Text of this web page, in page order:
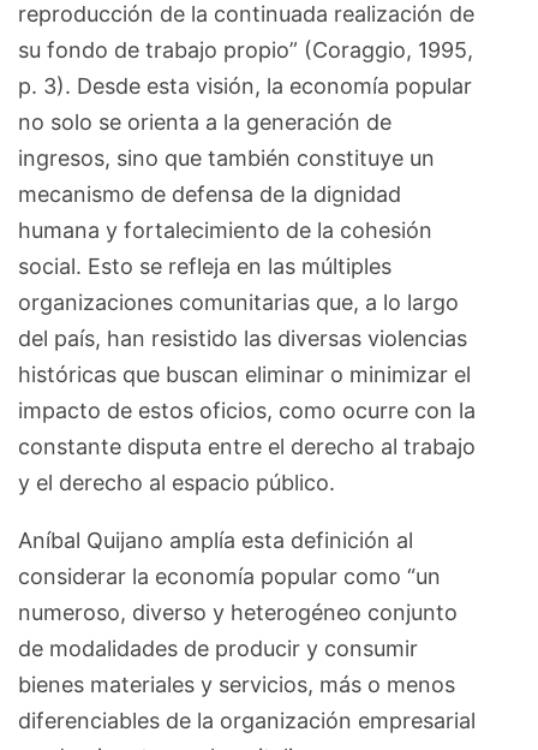
reproducción de la continuada realización de
su fondo de trabajo propio” (Coraggio, 1995,
p. 3). Desde esta visión, la economía popular
no solo se orienta a la generación de
ingresos, sino que también constituye un
mecanismo de defensa de la dignidad
humana y fortalecimiento de la cohesión
social. Esto se refleja en las múltiples
organizaciones comunitarias que, a lo largo
del país, han resistido las diversas violencias
históricas que buscan eliminar o minimizar el
impacto de estos oficios, como ocurre con la
constante disputa entre el derecho al trabajo
y el derecho al espacio público.
Aníbal Quijano amplía esta definición al
considerar la economía popular como “un
numeroso, diverso y heterogéneo conjunto
de modalidades de producir y consumir
bienes materiales y servicios, más o menos
diferenciables de la organización empresarial